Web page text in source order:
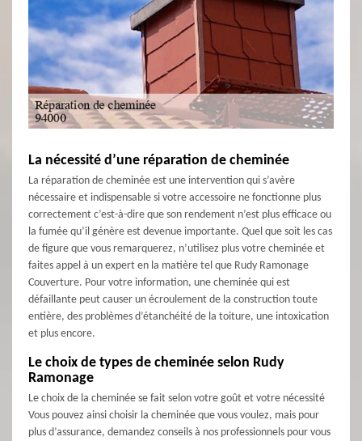
La nécessité d’une réparation de cheminée
La réparation de cheminée est une intervention qui s’avère
nécessaire et indispensable si votre accessoire ne fonctionne plus
correctement c’est-à-dire que son rendement n’est plus efficace ou
la fumée qu’il génère est devenue importante. Quel que soit les cas
de figure que vous remarquerez, n’utilisez plus votre cheminée et
faites appel à un expert en la matière tel que Rudy Ramonage
Couverture. Pour votre information, une cheminée qui est
défaillante peut causer un écroulement de la construction toute
entière, des problèmes d’étanchéité de la toiture, une intoxication
et plus encore.
Le choix de types de cheminée selon Rudy
Ramonage
Le choix de la cheminée se fait selon votre goût et votre nécessité
Vous pouvez ainsi choisir la cheminée que vous voulez, mais pour
plus d’assurance, demandez conseils à nos professionnels pour vous